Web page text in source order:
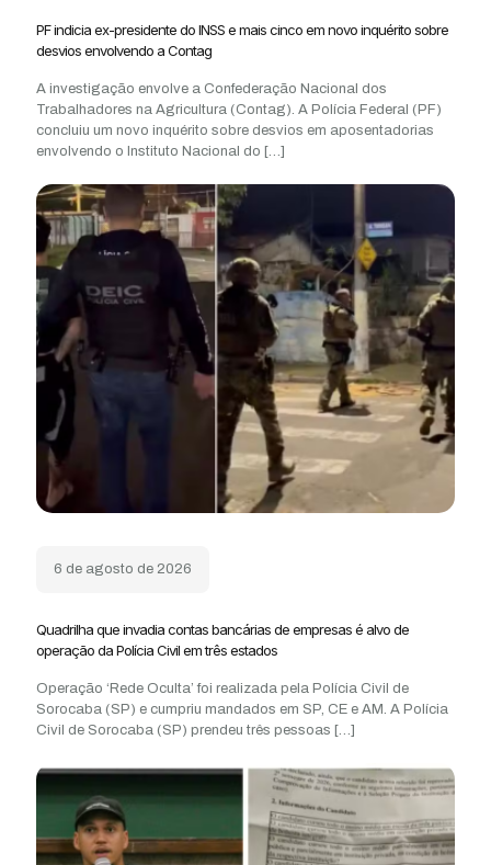
PF indicia ex-presidente do INSS e mais cinco em novo inquérito sobre
desvios envolvendo a Contag
A investigação envolve a Confederação Nacional dos
Trabalhadores na Agricultura (Contag). A Polícia Federal (PF)
concluiu um novo inquérito sobre desvios em aposentadorias
envolvendo o Instituto Nacional do […]
6 de agosto de 2026
Quadrilha que invadia contas bancárias de empresas é alvo de
operação da Polícia Civil em três estados
Operação ‘Rede Oculta’ foi realizada pela Polícia Civil de
Sorocaba (SP) e cumpriu mandados em SP, CE e AM. A Polícia
Civil de Sorocaba (SP) prendeu três pessoas […]